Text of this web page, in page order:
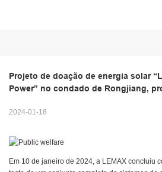
Projeto de doação de energia solar
Power” no condado de Rongjiang,
2024-01-18
Em 10 de janeiro de 2024, a LEMAX concluiu